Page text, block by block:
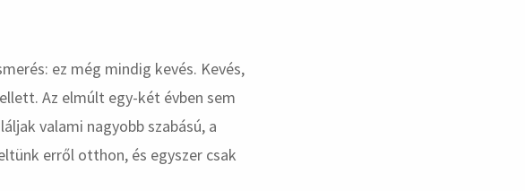
ez még mindig kevés. Kevés,
Az elmúlt egy-két évben sem
valami nagyobb szabású, a
erről otthon, és egyszer csak